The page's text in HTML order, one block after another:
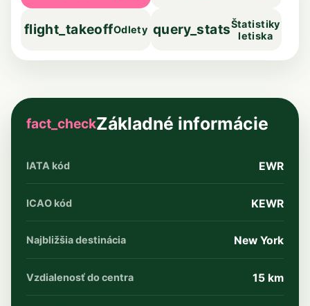
flight_takeoffOdlety query_statsŠtatistiky
letiska
fact_checkZákladné informácie
IATA kód EWR
ICAO kód KEWR
Najbližšia destinácia New York
Vzdialenosť do centra 15 km